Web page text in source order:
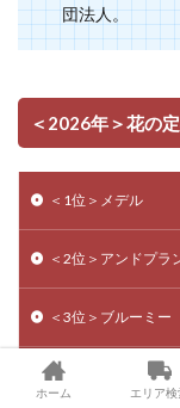
団法人。
＜2026年＞花の
＜1位＞メデル
＜2位＞アンドプラ
＜3位＞ブルーミー
＜4位＞LIFFT
ホーム エリア検